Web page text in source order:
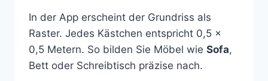
In der App erscheint der Grundriss als
Raster. Jedes Kästchen entspricht 0,5 x
0,5 Metern. So bilden Sie Möbel wie Sofa,
Bett oder Schreibtisch präzise nach.